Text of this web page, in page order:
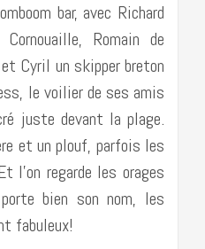
bar, avec Richard
Romain de
Cyril un skipper breton
le voilier de ses amis
juste devant la plage.
et un plouf, parfois les
l’on regarde les orages
bien son nom, les
fabuleux!